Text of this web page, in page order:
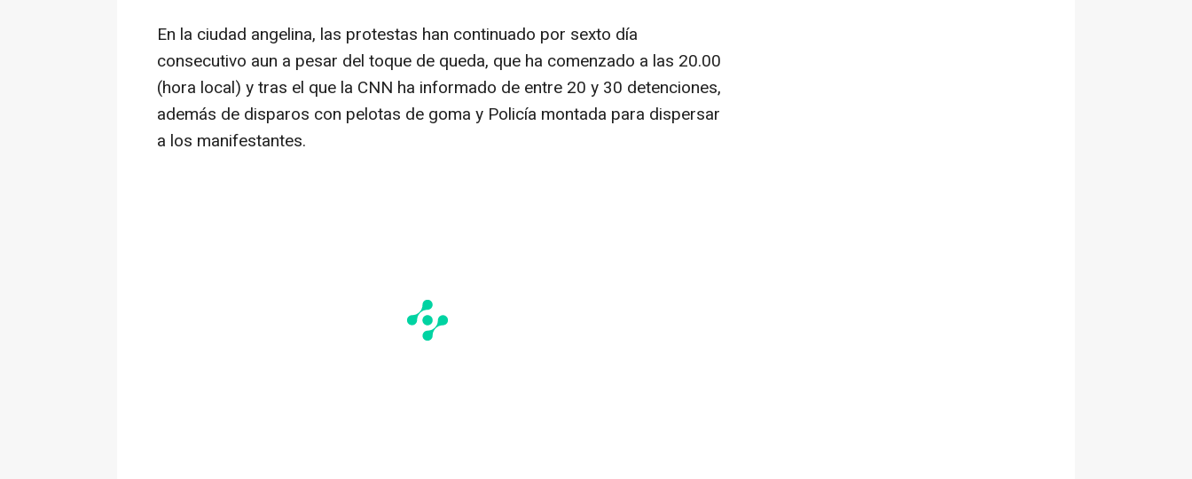
En la ciudad angelina, las protestas han continuado por sexto día
consecutivo aun a pesar del toque de queda, que ha comenzado a las 20.00
(hora local) y tras el que la CNN ha informado de entre 20 y 30 detenciones,
además de disparos con pelotas de goma y Policía montada para dispersar
a los manifestantes.